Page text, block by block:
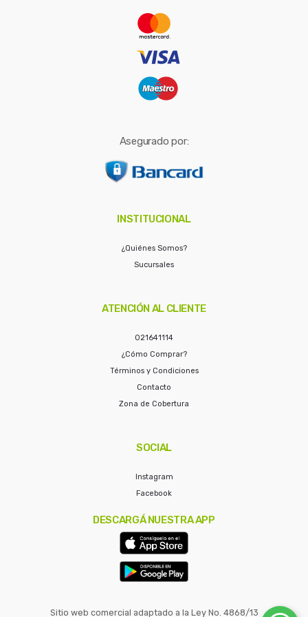
Asegurado por:
INSTITUCIONAL
¿Quiénes Somos?
Sucursales
ATENCIÓN AL CLIENTE
021641114
¿Cómo Comprar?
Términos y Condiciones
Contacto
Zona de Cobertura
SOCIAL
Instagram
Facebook
DESCARGÁ NUESTRA APP
Sitio web comercial adaptado a la Ley No. 4868/13